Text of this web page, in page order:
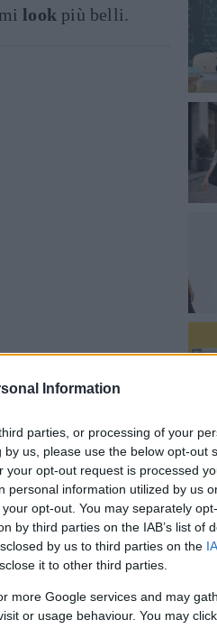
Information
parties, or processing of your
us, please use the below opt-out
opt-out request is processed
personal information utilized by us
opt-out. You may separately
by third parties on the IAB’s list of
by us to third parties on the
it to other third parties.
more Google services and may
or usage behaviour. You may
look più belli.